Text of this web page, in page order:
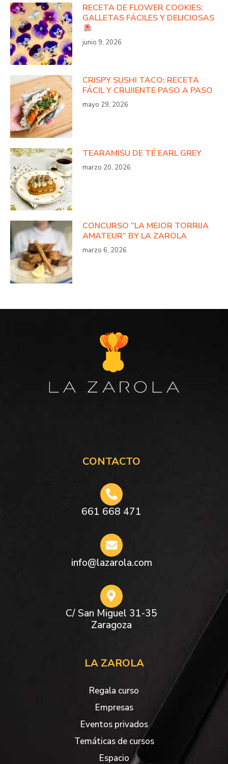
RECETA DE FLOWER COOKIES:
GALLETAS FÁCILES Y DELICIOSAS
junio 9, 2026
CRISPY SUSHI TACO: RECETA
FÁCIL Y CRUJIENTE PASO A PASO
mayo 29, 2026
TEARAMISU DE TÉ EARL GREY
marzo 20, 2026
CONCURSO “LA MEJOR TORRIJA
AMATEUR” BY LA ZAROLA
marzo 6, 2026
CONTACTO
661 668 471
info@lazarola.com
C/ San Miguel 31-35
Zaragoza
LA ZAROLA
Regala curso
Empresas
Eventos privados
Temáticas de cursos
Espacio